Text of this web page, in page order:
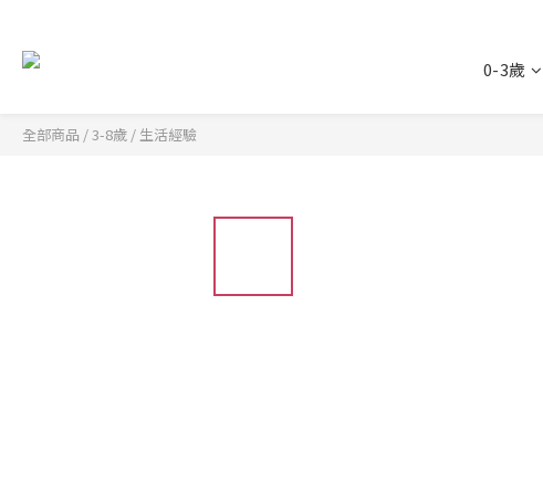
0-3歲
全部商品 /3-8歲 / 生活經驗